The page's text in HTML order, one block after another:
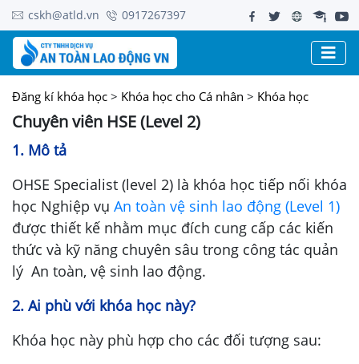
cskh@atld.vn 0917267397
Đăng kí khóa học > Khóa học cho Cá nhân > Khóa học
Chuyên viên HSE (Level 2)
1. Mô tả
OHSE Specialist (level 2) là khóa học tiếp nối khóa
học Nghiệp vụ An toàn vệ sinh lao động (Level 1)
được thiết kế nhằm mục đích cung cấp các kiến
thức và kỹ năng chuyên sâu trong công tác quản
lý An toàn, vệ sinh lao động.
2. Ai phù với khóa học này?
Khóa học này phù hợp cho các đối tượng sau: